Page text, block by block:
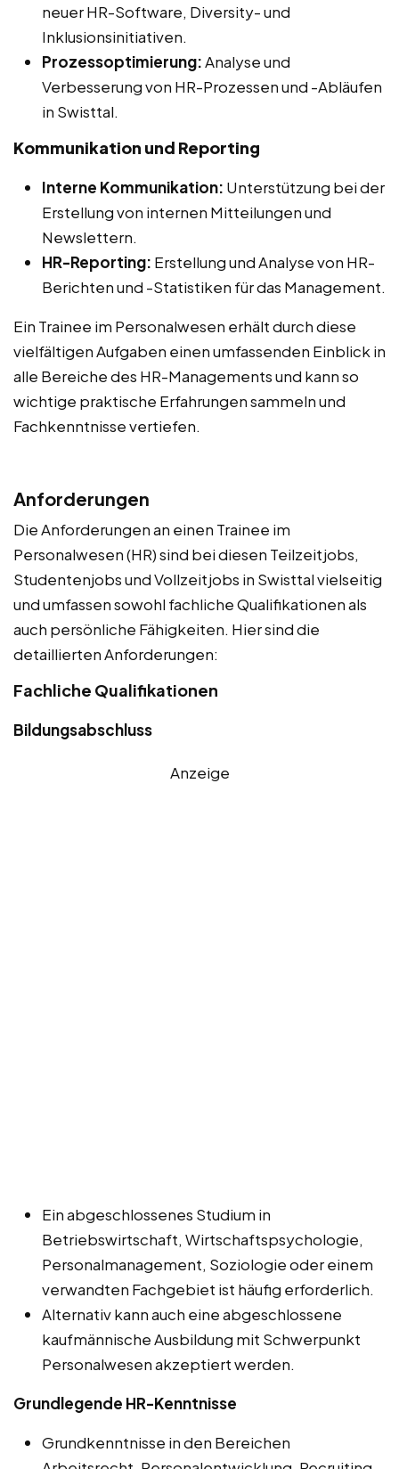
neuer HR-Software, Diversity- und
Inklusionsinitiativen.
Prozessoptimierung:Analyse und
Verbesserung von HR-Prozessen und -Abläufen
in Swisttal.
Kommunikation und Reporting
Interne Kommunikation: Unterstützung bei der
Erstellung von internen Mitteilungen und
Newslettern.
HR-Reporting: Erstellung und Analyse von HR-
Berichten und -Statistiken für das Management.
Ein Trainee im Personalwesen erhält durch diese
vielfältigen Aufgaben einen umfassenden Einblick in
alle Bereiche des HR-Managements und kann so
wichtige praktische Erfahrungen sammeln und
Fachkenntnisse vertiefen.
Anforderungen
Die Anforderungen an einen Trainee im
Personalwesen (HR) sind bei diesen Teilzeitjobs,
Studentenjobs und Vollzeitjobs in Swisttal vielseitig
und umfassen sowohl fachliche Qualifikationen als
auch persönliche Fähigkeiten. Hier sind die
detaillierten Anforderungen:
Fachliche Qualifikationen
Bildungsabschluss
Anzeige
Ein abgeschlossenes Studium in
Betriebswirtschaft, Wirtschaftspsychologie,
Personalmanagement, Soziologie oder einem
verwandten Fachgebiet ist häufig erforderlich.
Alternativ kann auch eine abgeschlossene
kaufmännische Ausbildung mit Schwerpunkt
Personalwesen akzeptiert werden.
Grundlegende HR-Kenntnisse
Grundkenntnisse in den Bereichen